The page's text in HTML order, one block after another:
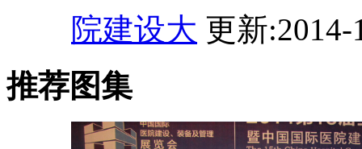
院建设大 更新:2014-
推荐图集